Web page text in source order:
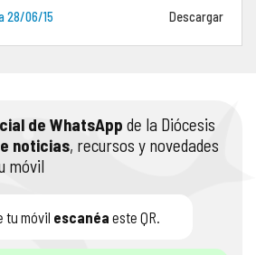
28/06/15 Descargar
de WhatsApp de la Diócesis
noticias, recursos y novedades
móvil
tu móvil escanéa este QR.
RELIGIOSAS